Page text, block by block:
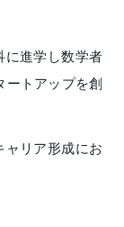
に進学し数学者
ートアップを創
リア形成にお